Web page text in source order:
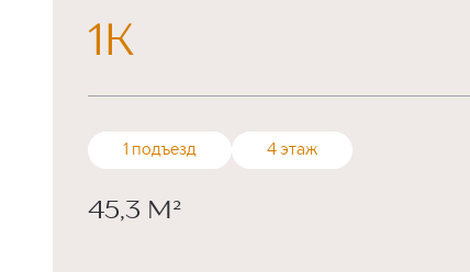
1К
1 подъезд 4 этаж
45,3 М²